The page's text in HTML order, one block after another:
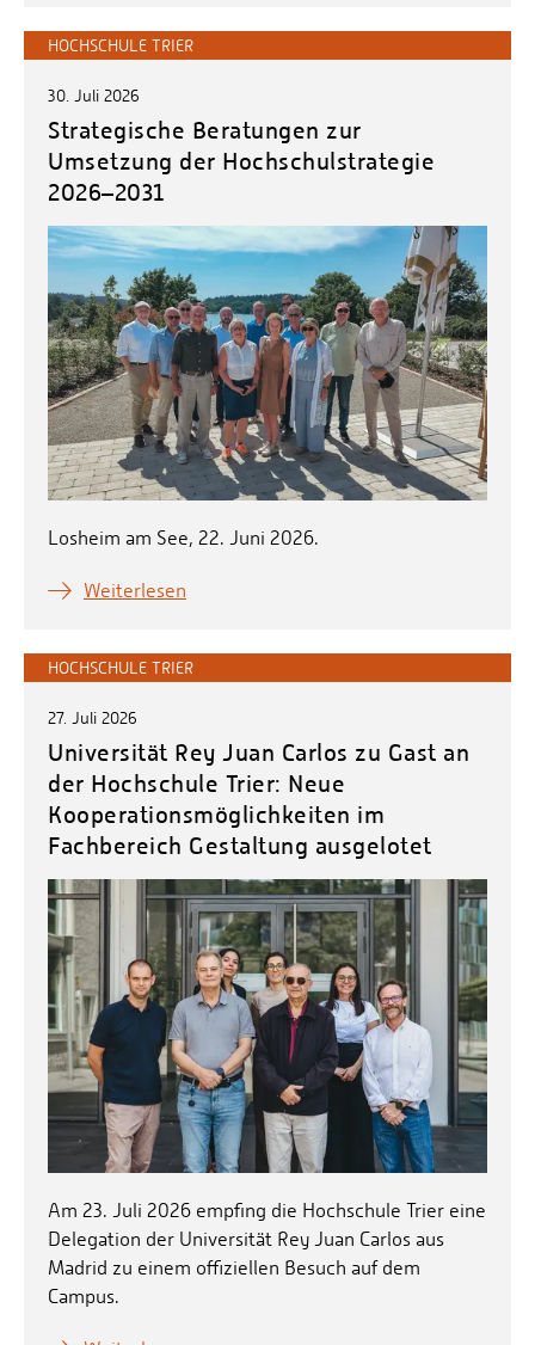
HOCHSCHULE TRIER
30. Juli 2026
Strategische Beratungen zur
Umsetzung der Hochschulstrategie
2026–2031
Losheim am See, 22. Juni 2026.
Weiterlesen
HOCHSCHULE TRIER
27. Juli 2026
Universität Rey Juan Carlos zu Gast an
der Hochschule Trier: Neue
Kooperationsmöglichkeiten im
Fachbereich Gestaltung ausgelotet
Am 23. Juli 2026 empfing die Hochschule Trier eine
Delegation der Universität Rey Juan Carlos aus
Madrid zu einem offiziellen Besuch auf dem
Campus.